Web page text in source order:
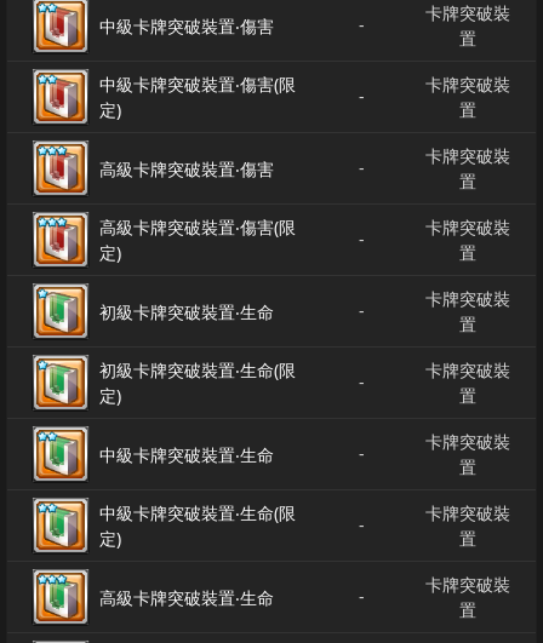
中級卡牌突破裝置‧傷害 -
卡牌突破裝
置
中級卡牌突破裝置‧傷害(限
定)
-
卡牌突破裝
置
高級卡牌突破裝置‧傷害 -
卡牌突破裝
置
高級卡牌突破裝置‧傷害(限
定)
-
卡牌突破裝
置
初級卡牌突破裝置‧生命 -
卡牌突破裝
置
初級卡牌突破裝置‧生命(限
定)
-
卡牌突破裝
置
中級卡牌突破裝置‧生命 -
卡牌突破裝
置
中級卡牌突破裝置‧生命(限
定)
-
卡牌突破裝
置
高級卡牌突破裝置‧生命 -
卡牌突破裝
置